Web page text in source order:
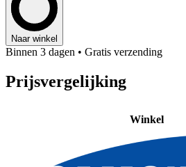
Naar winkel
Binnen 3 dagen • Gratis verzending
Prijsvergelijking
Winkel